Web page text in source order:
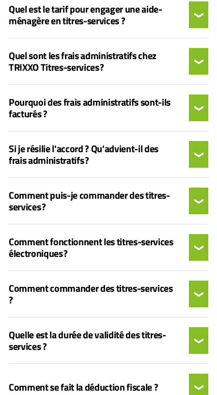
Quel est le tarif pour engager une aide-
ménagère en titres-services ?
Quel sont les frais administratifs chez
TRIXXO Titres-services ?
Pourquoi des frais administratifs sont-ils
facturés ?
Si je résilie l'accord ? Qu'advient-il des
frais administratifs ?
Comment puis-je commander des titres-
services ?
Comment fonctionnent les titres-services
électroniques ?
Comment commander des titres-services
?
Quelle est la durée de validité des titres-
services ?
Comment se fait la déduction fiscale ?